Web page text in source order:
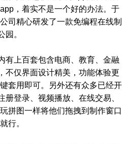
，着实不是一个好的办法。于
司精心研发了一款免编程在线制
。
有上百套包含电商、教育、金融
不仅界面设计精美，功能体验更
套用即可。另外还有众多已经开
登录、视频播放、在线交易、
拼图一样将他们拖拽到制作窗口
行。